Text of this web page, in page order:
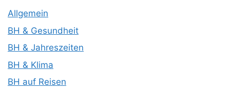
Allgemein
BH & Gesundheit
BH & Jahreszeiten
BH & Klima
BH auf Reisen